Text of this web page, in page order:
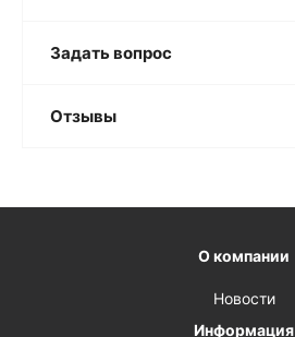
Задать вопрос
Отзывы
О компании
Новости
Информация